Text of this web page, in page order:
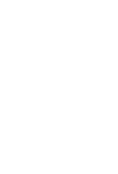
，对企业的生产、输配和
等进行能耗统计、同环比
化工、物流、食品、水厂
器上。搭建完成之后，客
的各类型的仪表等，也是
动采集现场设备层设备的
用服务器和WEB服务器可以